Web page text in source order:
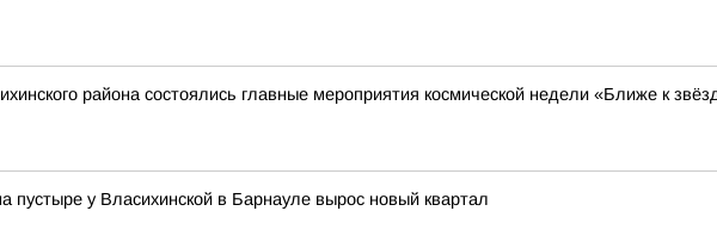
района состоялись главные мероприятия космической недели «Ближе к
пустыре у Власихинской в Барнауле вырос новый квартал